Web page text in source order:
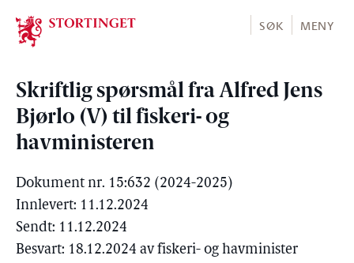
Stortinget.no
SØK MENY
Skriftlig spørsmål fra Alfred Jens
Bjørlo (V) til fiskeri- og
havministeren
Dokument nr. 15:632 (2024-2025)
Innlevert: 11.12.2024
Sendt: 11.12.2024
Besvart: 18.12.2024 av fiskeri- og havminister